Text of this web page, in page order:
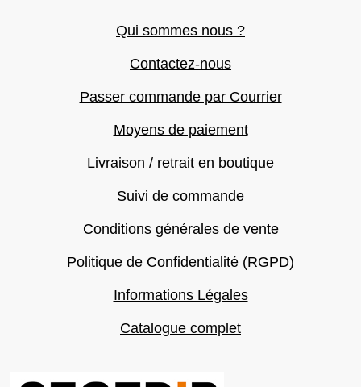
Qui sommes nous ?
Contactez-nous
Passer commande par Courrier
Moyens de paiement
Livraison / retrait en boutique
Suivi de commande
Conditions générales de vente
Politique de Confidentialité (RGPD)
Informations Légales
Catalogue complet